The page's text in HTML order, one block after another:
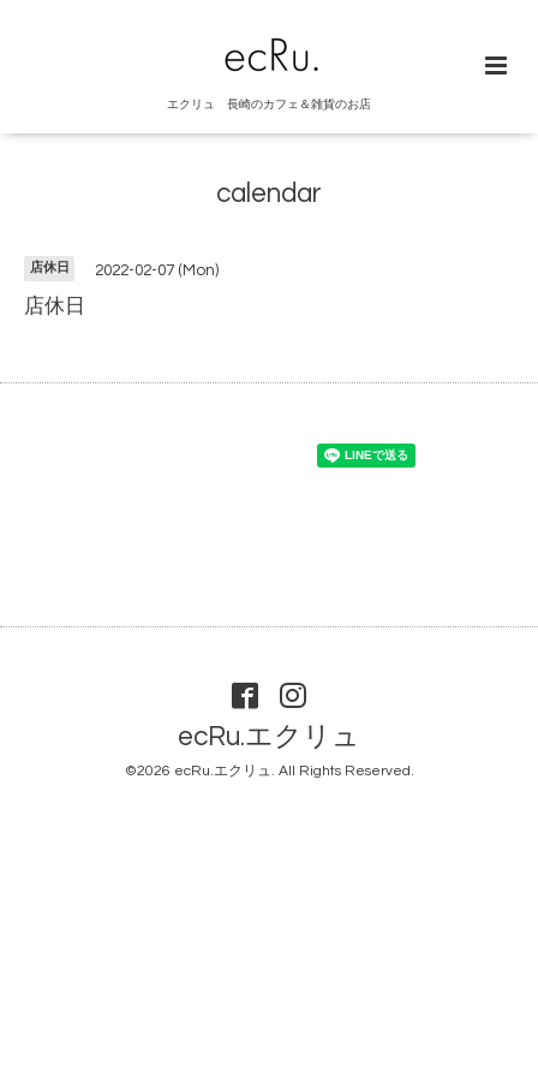
エクリュ 長崎のカフェ＆雑貨のお店
calendar
店休日 2022-02-07 (Mon)
店休日
ecRu.エクリュ
©2026 ecRu.エクリュ. All Rights Reserved.